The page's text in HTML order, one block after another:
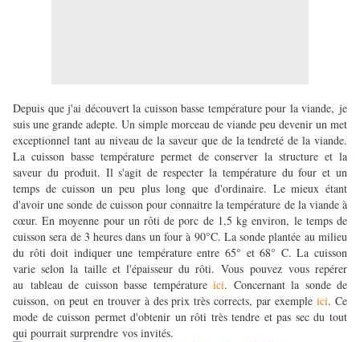
Depuis que j'ai découvert la cuisson basse température pour la viande, je
suis une grande adepte. Un simple morceau de viande peu devenir un met
exceptionnel tant au niveau de la saveur que de la tendreté de la viande.
La cuisson basse température permet de conserver la structure et la
saveur du produit. Il s'agit de respecter la température du four et un
temps de cuisson un peu plus long que d'ordinaire. Le mieux étant
d'avoir une sonde de cuisson pour connaitre la température de la viande à
cœur. En moyenne pour un rôti de porc de 1,5 kg environ, le temps de
cuisson sera de 3 heures dans un four à 90°C. La sonde plantée au milieu
du rôti doit indiquer une température entre 65° et 68° C. La cuisson
varie selon la taille et l'épaisseur du rôti. Vous pouvez vous repérer
au tableau de cuisson basse température ici. Concernant la sonde de
cuisson, on peut en trouver à des prix très corrects, par exempleici. Ce
mode de cuisson permet d'obtenir un rôti très tendre et pas sec du tout
qui pourrait surprendre vos invités.